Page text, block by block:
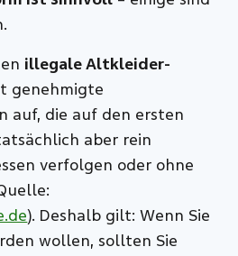
illegale Altkleider-
genehmigte
auf, die auf den ersten
aber rein
verfolgen oder ohne
). Deshalb gilt: Wenn Sie
wollen, sollten Sie